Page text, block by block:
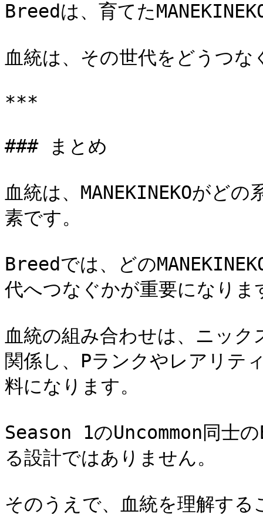
Breedは、育てた
血統は、その世代をどうつ
***
### まとめ
血統は、MANEKINEKOがど
素です。
Breedでは、どの
代へつなぐかが重要になりま
血統の組み合わせは、ニッ
関係し、Pランクやレアリテ
料になります。
Season 1のUncommon同士
る設計ではありません。
そのうえで、血統を理解す